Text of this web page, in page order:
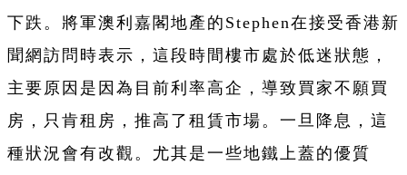
下跌。將軍澳利嘉閣地產的Stephen在接受香港新
聞網訪問時表示，這段時間樓市處於低迷狀態，
主要原因是因為目前利率高企，導致買家不願買
房，只肯租房，推高了租賃市場。一旦降息，這
種狀況會有改觀。尤其是一些地鐵上蓋的優質